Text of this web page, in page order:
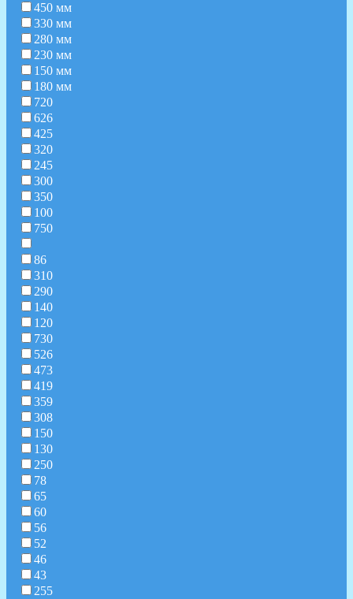
450 мм
330 мм
280 мм
230 мм
150 мм
180 мм
720
626
425
320
245
300
350
100
750
86
310
290
140
120
730
526
473
419
359
308
150
130
250
78
65
60
56
52
46
43
255